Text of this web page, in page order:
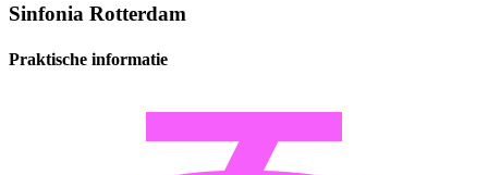
Sinfonia Rotterdam
Praktische informatie